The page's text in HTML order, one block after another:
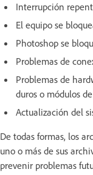
Interrupción
El equipo se
Photoshop se
Problemas de
Problemas de
duros o módulos
Actualización del
De todas formas, los
uno o más de sus
prevenir problemas